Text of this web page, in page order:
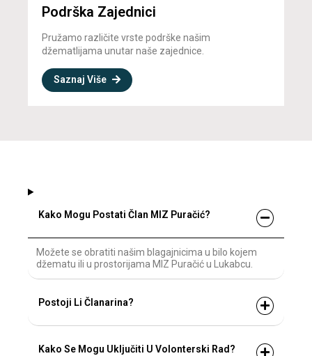
Podrška Zajednici
Pružamo različite vrste podrške našim
džematlijama unutar naše zajednice.
Saznaj Više
Kako Mogu Postati Član MIZ Puračić?
Možete se obratiti našim blagajnicima u bilo kojem
džematu ili u prostorijama MIZ Puračić u Lukabcu.
Postoji Li Članarina?
Kako Se Mogu Uključiti U Volonterski Rad?